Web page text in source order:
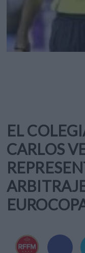
EL
CARLOS